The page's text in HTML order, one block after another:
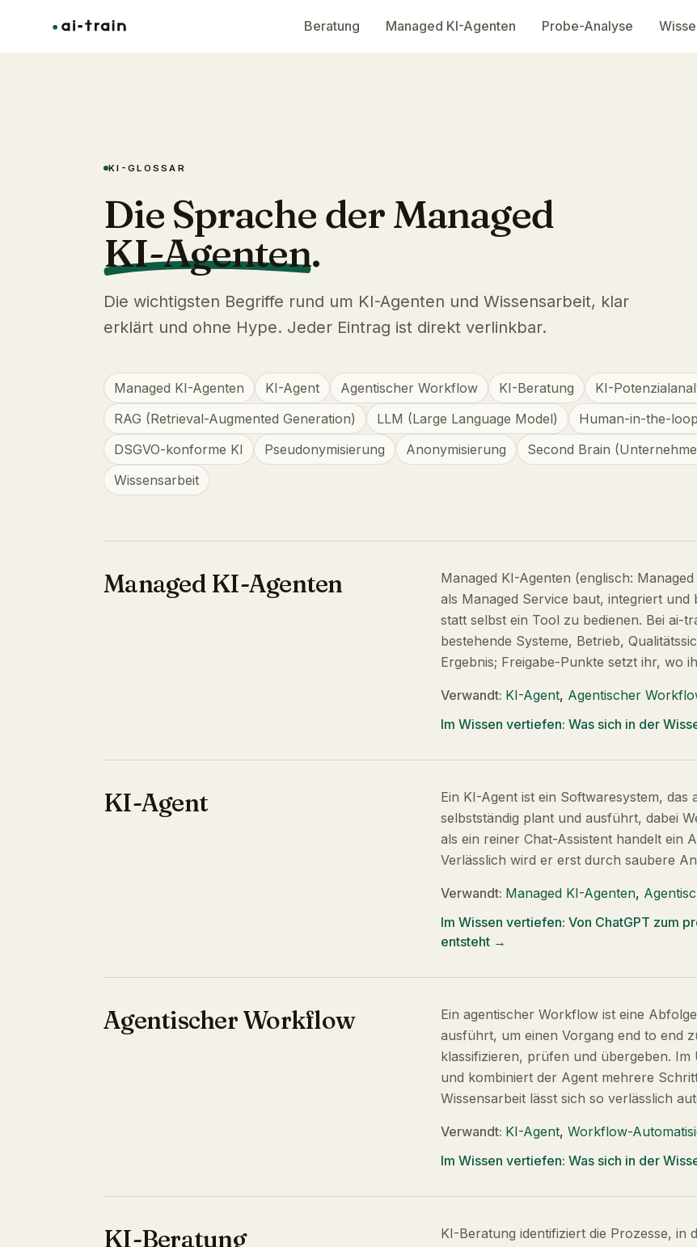
Beratung Managed KI-Agenten Probe-Analyse
KI-GLOSSAR
Die Sprache der Managed
KI-Agenten.
Die wichtigsten Begriffe rund um KI-Agenten und Wissensarbeit, klar
erklärt und ohne Hype. Jeder Eintrag ist direkt verlinkbar.
Managed KI-Agenten KI-Agent Agentischer Workflow KI-Beratung KI-
RAG (Retrieval-Augmented Generation)
LLM (Large Language Model) Human-in-the-loop
DSGVO-konforme KI
Pseudonymisierung Anonymisierung Second Brain
Wissensarbeit
Managed KI-Agenten
Managed KI-Agenten (englisch:
als Managed Service baut, integriert und
statt selbst ein Tool zu bedienen. Bei ai-
bestehende Systeme, Betrieb,
Ergebnis; Freigabe-Punkte setzt ihr, wo
Verwandt: KI-Agent, Agentischer
Im Wissen vertiefen:Was sich in der
KI-Agent
Ein KI-Agent ist ein Softwaresystem,
selbstständig plant und ausführt, dabei
als ein reiner Chat-Assistent handelt ein
Verlässlich wird er erst durch saubere
Verwandt: Managed KI-Agenten,
Im Wissen vertiefen:Von ChatGPT zum
entsteht →
Agentischer Workflow
Ein agentischer Workflow ist eine
ausführt, um einen Vorgang end to end
klassifizieren, prüfen und übergeben.
und kombiniert der Agent mehrere
Wissensarbeit lässt sich so verlässlich
Verwandt: KI-Agent,Workflow-
Im Wissen vertiefen:Was sich in der
KI-Beratung
KI-Beratung identifiziert die Prozesse, in